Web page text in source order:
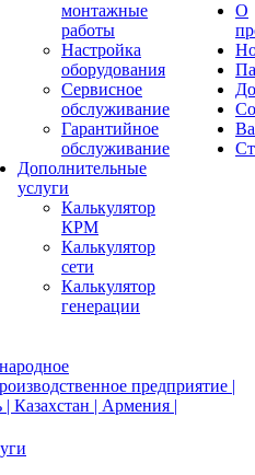
монтажные
работы
Настройка
оборудования
Сервисное
обслуживание
Гарантийное
обслуживание
Дополнительные
услуги
Калькулятор
КРМ
Калькулятор
сети
Калькулятор
генерации
О